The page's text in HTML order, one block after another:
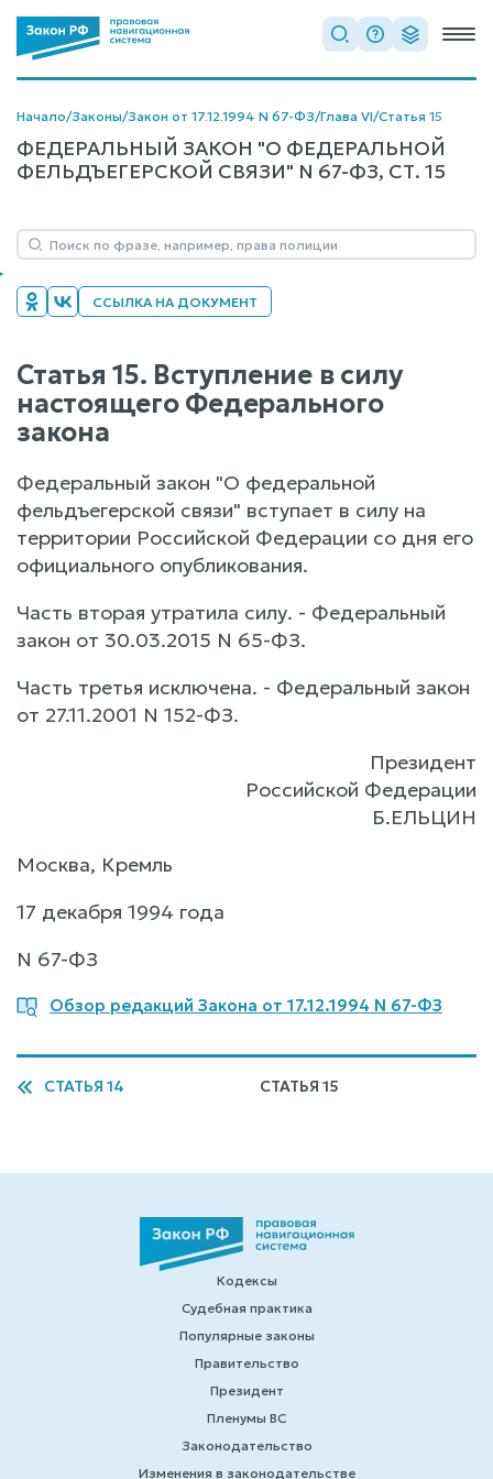
Начало/Законы/Закон от 17.12.1994 N 67-ФЗ/Глава VI/Статья 15
ФЕДЕРАЛЬНЫЙ ЗАКОН "О ФЕДЕРАЛЬНОЙ
ФЕЛЬДЪЕГЕРСКОЙ СВЯЗИ" N 67-ФЗ, СТ. 15
ССЫЛКА НА ДОКУМЕНТ
Статья 15. Вступление в силу
настоящего Федерального
закона
Федеральный закон "О федеральной
фельдъегерской связи" вступает в силу на
территории Российской Федерации со дня его
официального опубликования.
Часть вторая утратила силу. - Федеральный
закон от 30.03.2015 N 65-ФЗ.
Часть третья исключена. - Федеральный закон
от 27.11.2001 N 152-ФЗ.
Президент
Российской Федерации
Б.ЕЛЬЦИН
Москва, Кремль
17 декабря 1994 года
N 67-ФЗ
Обзор редакций Закона от 17.12.1994 N 67-ФЗ
СТАТЬЯ 14 СТАТЬЯ 15
Кодексы
Судебная практика
Популярные законы
Правительство
Президент
Пленумы ВС
Законодательство
Изменения в законодательстве